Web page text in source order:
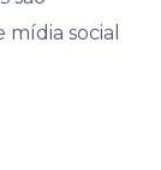
social